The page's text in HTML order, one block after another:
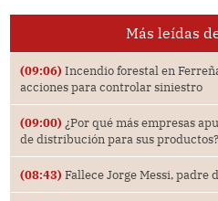
Más leídas
(09:06) Incendio forestal en
acciones para controlar siniestro
(09:00) ¿Por qué más empresas
de distribución para sus productos?
(08:43) Fallece Jorge Messi, padre